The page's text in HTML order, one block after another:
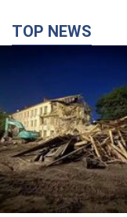
TOP NEWS